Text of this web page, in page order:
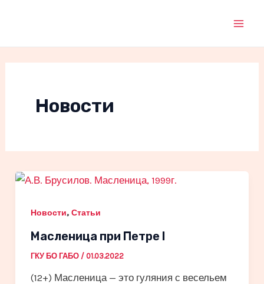
Новости
Новости, Статьи
Масленица при Петре I
ГКУ БО ГАБО / 01.03.2022
(12+) Масленица — это гуляния с весельем